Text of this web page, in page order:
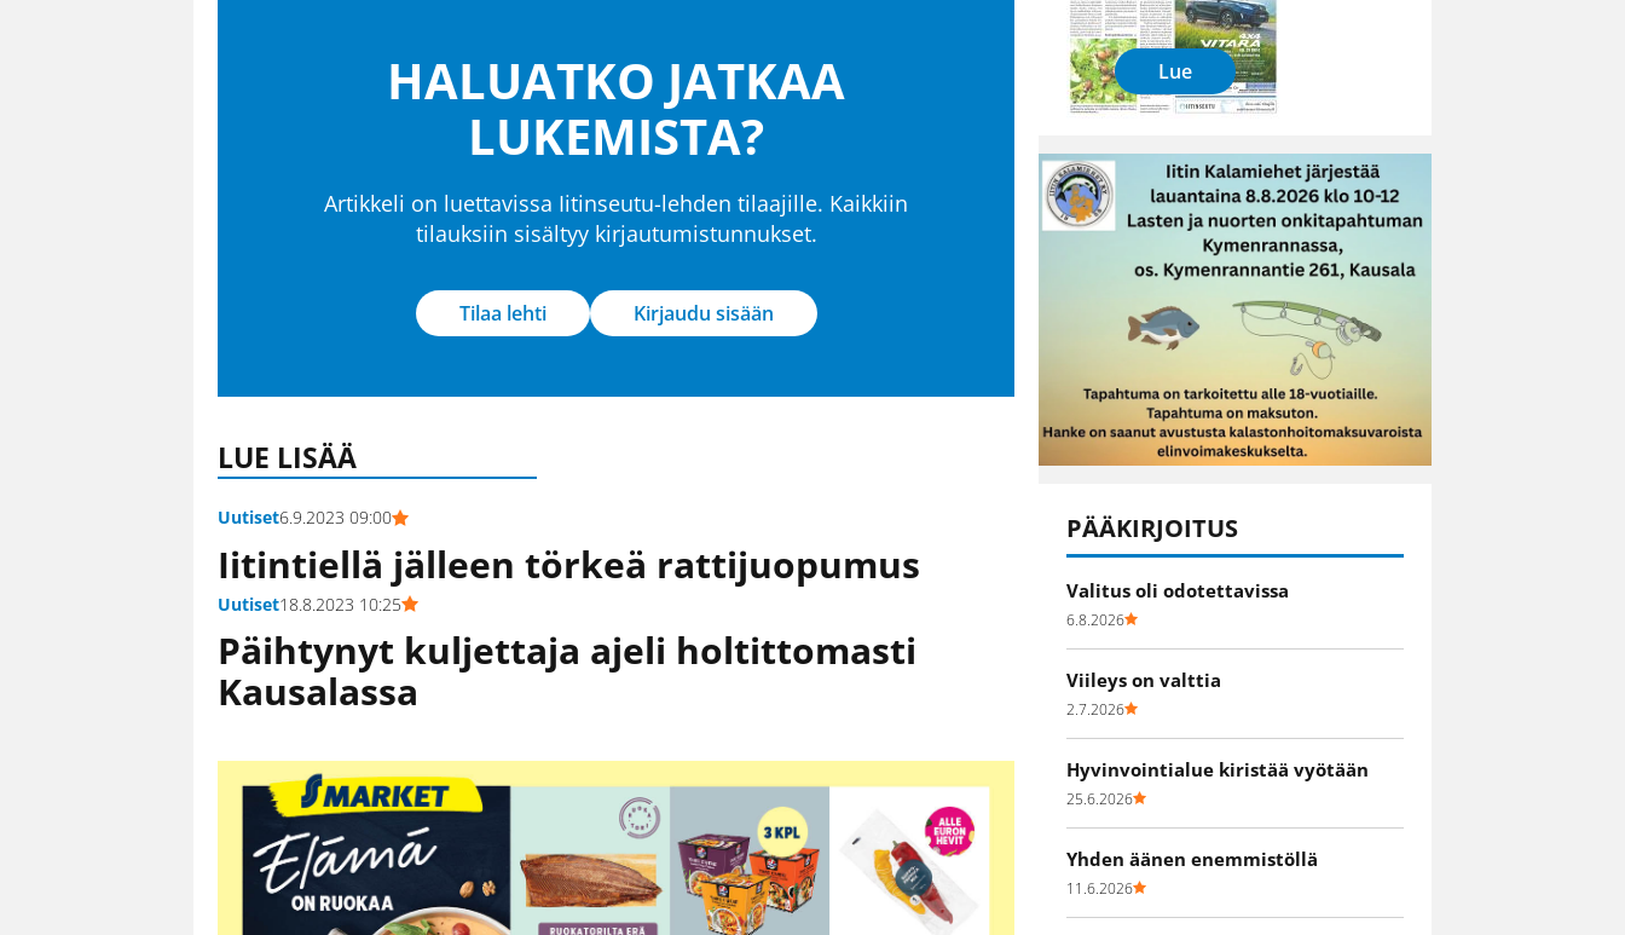
HALUATKO JATKAA
LUKEMISTA?
Artikkeli on luettavissa Iitinseutu-lehden tilaajille. Kaikkiin
tilauksiin sisältyy kirjautumistunnukset.
Tilaa lehti Kirjaudu sisään
LUE LISÄÄ
Uutiset6.9.2023 09:00
Iitintiellä jälleen törkeä rattijuopumus
Uutiset18.8.2023 10:25
Päihtynyt kuljettaja ajeli holtittomasti
Kausalassa
Lue
PÄÄKIRJOITUS
Valitus oli odotettavissa
6.8.2026
Viileys on valttia
2.7.2026
Hyvinvointialue kiristää vyötään
25.6.2026
Yhden äänen enemmistöllä
11.6.2026